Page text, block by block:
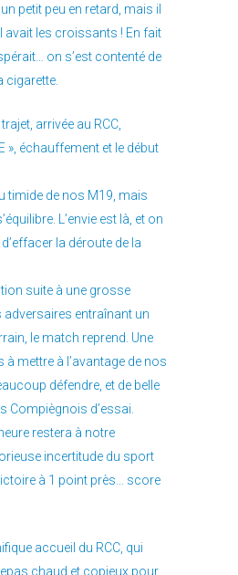
petit peu en retard, mais il
avait les croissants ! En fait
on s’est contenté de
cigarette.
arrivée au RCC,
», échauffement et le début
timide de nos M19, mais
L’envie est là, et on
la déroute de la
suite à une grosse
entraînant un
le match reprend. Une
mettre à l’avantage de nos
défendre, et de belle
Compiègnois d’essai.
restera à notre
incertitude du sport
à 1 point près… score
accueil du RCC, qui
chaud et copieux pour